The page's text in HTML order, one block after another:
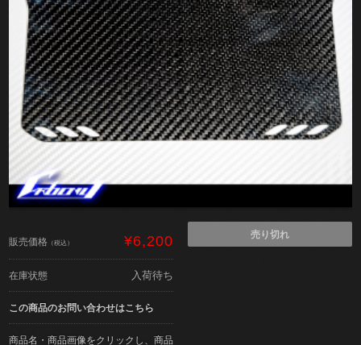
販売価格 （税込） ¥6,200
在庫状態 入荷待ち
この商品のお問い合わせはこちら
商品名・商品画像をクリックし、商品
売り切れ